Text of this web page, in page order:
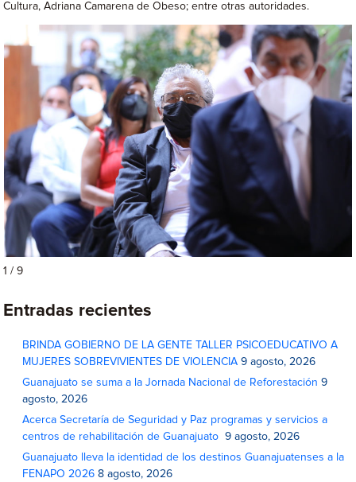
Cultura, Adriana Camarena de Obeso; entre otras autoridades.
1 / 9
Entradas recientes
BRINDA GOBIERNO DE LA GENTE TALLER PSICOEDUCATIVO A
MUJERES SOBREVIVIENTES DE VIOLENCIA 9 agosto, 2026
Guanajuato se suma a la Jornada Nacional de Reforestación 9
agosto, 2026
Acerca Secretaría de Seguridad y Paz programas y servicios a
centros de rehabilitación de Guanajuato
9 agosto, 2026
Guanajuato lleva la identidad de los destinos Guanajuatenses a la
FENAPO 2026 8 agosto, 2026